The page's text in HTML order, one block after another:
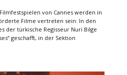
von Cannes werden in
Filme vertreten sein: In den
der türkische Regisseur Nuri Bilge
geschafft, in der Sektion